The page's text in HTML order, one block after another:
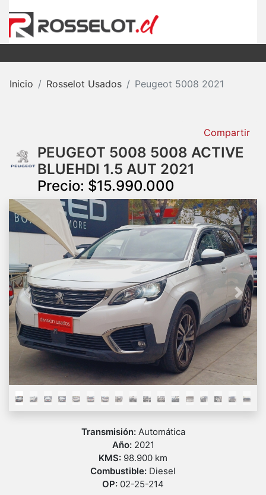
Inicio Rosselot Usados Peugeot 5008 2021
Compartir
PEUGEOT 5008 5008 ACTIVE
BLUEHDI 1.5 AUT 2021
Precio: $15.990.000
Previous Next
Transmisión: Automática
Año: 2021
KMS: 98.900 km
Combustible: Diesel
OP: 02-25-214